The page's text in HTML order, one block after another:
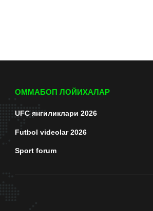
ОММАБОП ЛОЙИХАЛАР
UFC янгиликлари 2026
Futbol videolar 2026
Sport forum